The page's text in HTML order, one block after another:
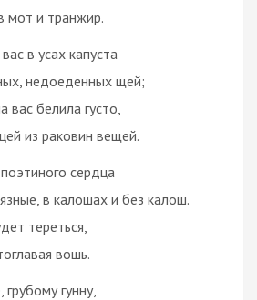
мот и транжир.
в усах капуста
недоеденных щей;
белила густо,
из раковин вещей.
сердца
в калошах и без калош.
тереться,
вошь.
гунну,